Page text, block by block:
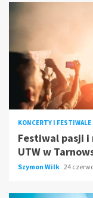
KONCERTY I FESTIWALE
Festiwal pasji i
UTW w
Szymon Wilk 24